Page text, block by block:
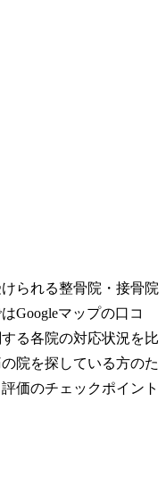
られる整骨院・接骨院
Googleマップの口コ
る各院の対応状況を比
院を探している方のた
価のチェックポイント